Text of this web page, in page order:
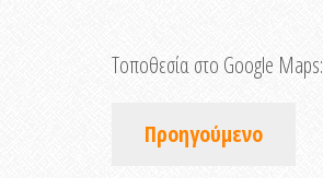
Τοποθεσία στο Google Maps:
Προηγούμενο